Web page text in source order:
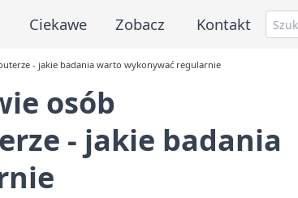
Ciekawe Zobacz Kontakt
- jakie badania warto wykonywać regularnie
osób
- jakie badania